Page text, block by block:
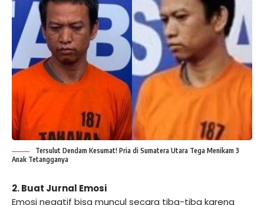
Tersulut Dendam Kesumat! Pria di Sumatera Utara Tega Menikam 3
Anak Tetangganya
2. Buat Jurnal Emosi
Emosi negatif bisa muncul secara tiba-tiba karena